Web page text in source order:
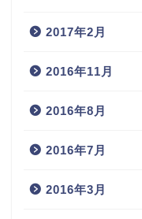
2017年2月
2016年11月
2016年8月
2016年7月
2016年3月